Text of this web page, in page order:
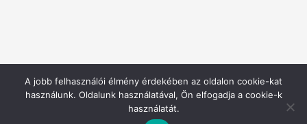
A jobb felhasználói élmény érdekében az oldalon cookie-kat
használunk. Oldalunk használatával, Ön elfogadja a cookie-k
használatát.